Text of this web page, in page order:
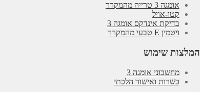
אומגה 3 טרייה מהמקרר
קטו-אויל
בדיקת אינדקס אומגה 3
ויטמין E טבעי מהמקרר
המלצות שימוש
מחשבוני אומגה 3
כשרות ואישור הלכתי